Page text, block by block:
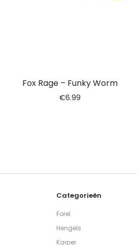
Fox Rage – Funky Worm
€6.99
Categorieën
Forel
Hengels
Karper